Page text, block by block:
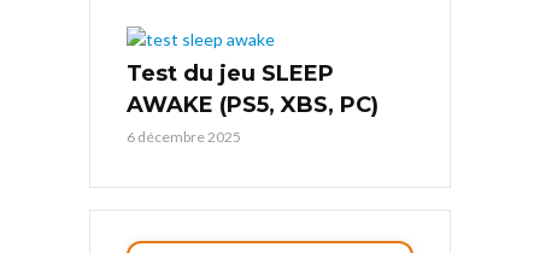
Test du jeu SLEEP
AWAKE (PS5, XBS, PC)
6 décembre 2025